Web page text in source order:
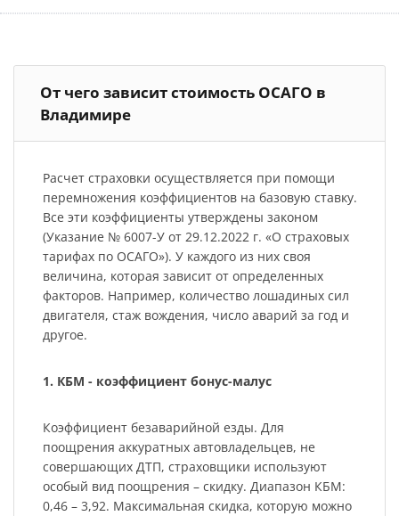
От чего зависит стоимость ОСАГО в
Владимире
Расчет страховки осуществляется при помощи
перемножения коэффициентов на базовую ставку.
Все эти коэффициенты утверждены законом
(Указание № 6007-У от 29.12.2022 г. «О страховых
тарифах по ОСАГО»). У каждого из них своя
величина, которая зависит от определенных
факторов. Например, количество лошадиных сил
двигателя, стаж вождения, число аварий за год и
другое.
1. КБМ - коэффициент бонус-малус
Коэффициент безаварийной езды. Для
поощрения аккуратных автовладельцев, не
совершающих ДТП, страховщики используют
особый вид поощрения – скидку. Диапазон КБМ:
0,46 – 3,92. Максимальная скидка, которую можно